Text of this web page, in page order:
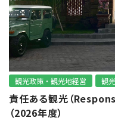
観光政策・観光地経営 観
責任ある観光（
（2026年度）